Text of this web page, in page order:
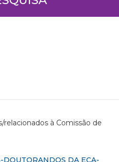
à Comissão de
DA ECA-